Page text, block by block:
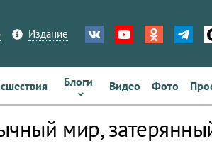
Издание
Блоги Видео Фото
мир,